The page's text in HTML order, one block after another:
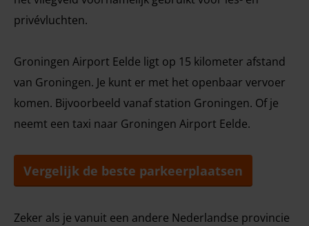
privévluchten.
Groningen Airport Eelde ligt op 15 kilometer afstand
van Groningen. Je kunt er met het openbaar vervoer
komen. Bijvoorbeeld vanaf station Groningen. Of je
neemt een taxi naar Groningen Airport Eelde.
Vergelijk de beste parkeerplaatsen
Zeker als je vanuit een andere Nederlandse provincie